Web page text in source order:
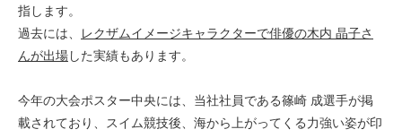
指します。
過去には、
レクザムイメージキャラクターで俳優の木内 晶子さ
んが出場 した実績もあります。
今年の大会ポスター中央には、当社社員である篠崎 成選手が掲
載されており、スイム競技後、海から上がってくる力強い姿が印